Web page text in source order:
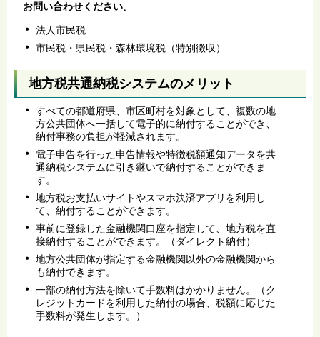
お問い合わせください。
法人市民税
市民税・県民税・森林環境税（特別徴収）
地方税共通納税システムのメリット
すべての都道府県、市区町村を対象として、複数の地
方公共団体へ一括して電子的に納付することができ、
納付事務の負担が軽減されます。
電子申告を行った申告情報や特徴税額通知データを共
通納税システムに引き継いで納付することができま
す。
地方税お支払いサイトやスマホ決済アプリを利用し
て、納付することができます。
事前に登録した金融機関口座を指定して、地方税を直
接納付することができます。（ダイレクト納付）
地方公共団体が指定する金融機関以外の金融機関から
も納付できます。
一部の納付方法を除いて手数料はかかりません。（ク
レジットカードを利用した納付の場合、税額に応じた
手数料が発生します。）